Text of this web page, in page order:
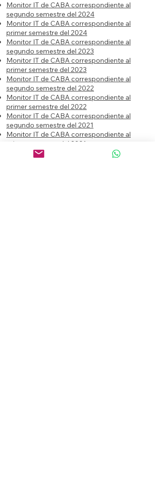
Monitor IT de CABA correspondiente al
segundo semestre del 2024
Monitor IT de CABA correspondiente al
primer semestre del 2024
Monitor IT de CABA correspondiente al
segundo semestre del 2023
Monitor IT de CABA correspondiente al
primer semestre del 2023
Monitor IT de CABA correspondiente al
segundo semestre del 2022
Monitor IT de CABA correspondiente al
primer semestre del 2022
Monitor IT de CABA correspondiente al
segundo semestre del 2021
Monitor IT de CABA correspondiente al
primer semestre del 2021